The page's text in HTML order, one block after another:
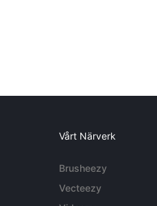
Vårt Närverk
Brusheezy
Vecteezy